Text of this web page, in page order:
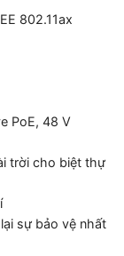
802.11ax
PoE, 48 V
trời cho biệt thự
sự bảo vệ nhất